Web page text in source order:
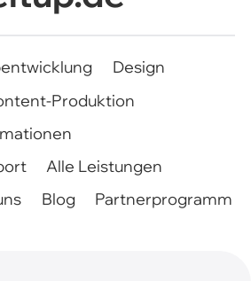
Design
Produktion
Alle Leistungen
Blog Partnerprogramm